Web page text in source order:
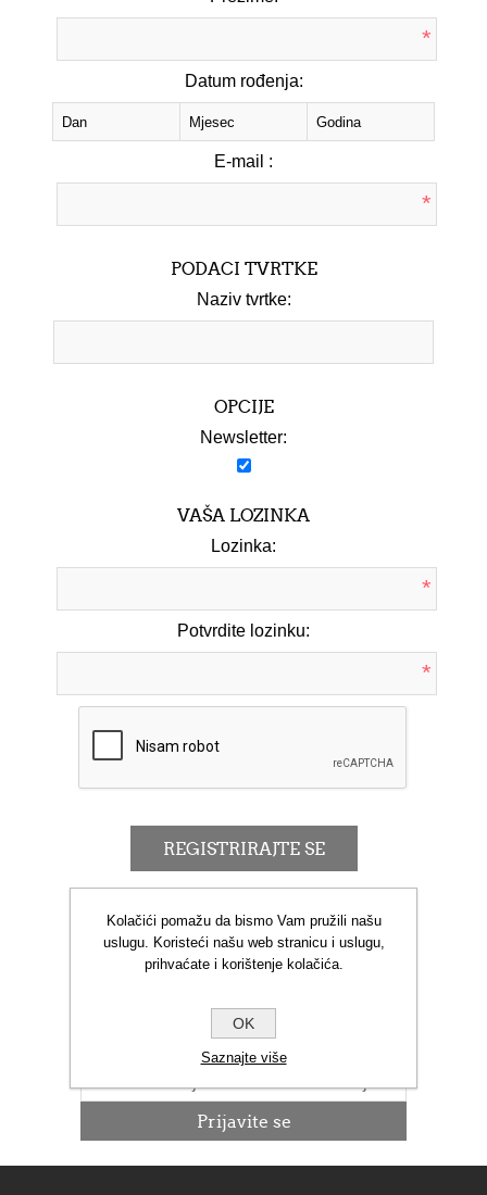
*
Datum rođenja:
E-mail :
*
PODACI TVRTKE
Naziv tvrtke:
OPCIJE
Newsletter:
VAŠA LOZINKA
Lozinka:
*
Potvrdite lozinku:
*
NOVOSTI
Kolačići pomažu da bismo Vam pružili našu
uslugu. Koristeći našu web stranicu i uslugu,
prihvaćate i korištenje kolačića.
OK
Saznajte više